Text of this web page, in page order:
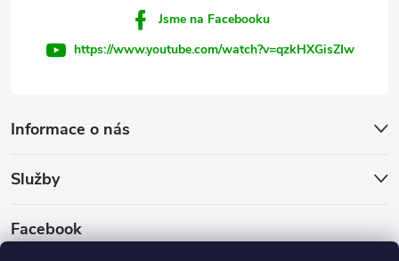
Informace o nás
Služby
Facebook
Jsme na Facebooku
https://www.youtube.com/watch?v=qzkHXGisZIw